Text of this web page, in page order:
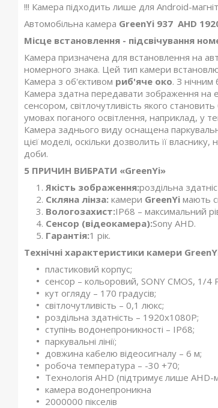
!!! Камера підходить лише для Android-
Автомобільна камера GreenYi 937 AHD
Місце встановлення - підсвічування
Камера призначена для встановлення на
номерного знака. Цей тип камери
Камера з об'єктивом риб'яче око. З нічним
Камера здатна передавати зображення на
сенсором, світлочутливість якого
умовах поганого освітлення, наприклад, у
Камера заднього виду оснащена
цієї моделі, оскільки дозволить її
доби.
5 ПРИЧИН ВИБРАТИ «GreenYi»
Якість зображення:роздільна
Скляна лінза: камери GreenYi мають
Вологозахист:IP68 – максимальний
Сенсор (відеокамера):Sony AHD.
Гарантія:1 рік.
Технічні характеристики камери
пластиковий корпус;
сенсор – кольоровий, SONY CMOS, 1/4
кут огляду – 170 градусів;
світлочутливість – 0,1 люкс;
роздільна здатність – 1920x1080P;
ступінь водонепроникності – IP68;
паркувальні лінії;
довжина кабелю відеосигналу – 6 м;
робоча температура – -30 +70;
Технологія AHD (підтримує лише AHD-
камера водонепроникна
2000000 пікселів